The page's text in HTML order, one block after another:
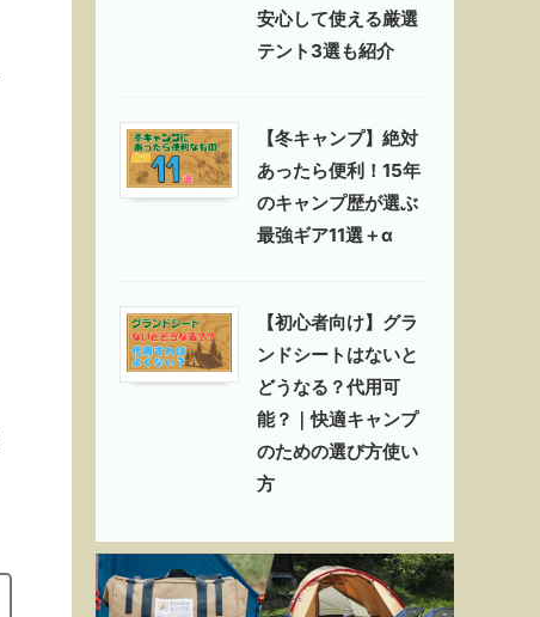
安心して使える厳選
テント3選も紹介
【冬キャンプ】絶対
あったら便利！15年
のキャンプ歴が選ぶ
最強ギア11選＋α
【初心者向け】グラ
ンドシートはないと
どうなる？代用可
能？｜快適キャンプ
のための選び方使い
方